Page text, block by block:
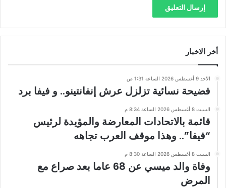
أخر الاخبار
الأحد 9 أغسطس 2026 الساعة 1:31 ص
فضيحة نسائية تزلزل عرش إنفانتينو.. و فيفا برد
السبت 8 أغسطس 2026 الساعة 8:34 م
قائمة بالاتحادات المعارضة والمؤيدة لرئيس
“فيفا”.. وهذا موقف العرب تجاهه
السبت 8 أغسطس 2026 الساعة 8:30 م
وفاة والد ميسي عن 68 عاما بعد صراع مع
المرض